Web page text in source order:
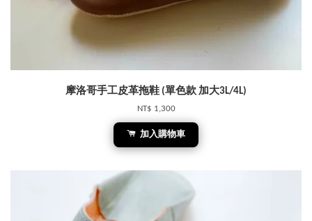
摩洛哥手工皮革拖鞋 (單色款 加大3L/4L)
NT$ 1,300
加入購物車